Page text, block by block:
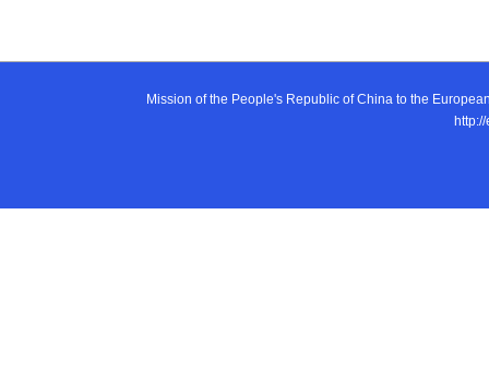
Mission of the People's Republic of China to the